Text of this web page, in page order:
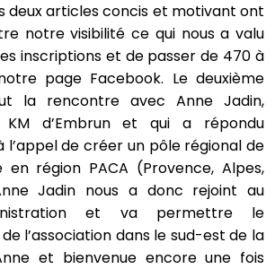
deux articles concis et motivant ont
notre visibilité ce qui nous a valu
inscriptions et de passer de 470 à
page Facebook. Le deuxième
la rencontre avec Anne Jadin,
d’Embrun et qui a répondu
de créer un pôle régional de
en région PACA (Provence, Alpes,
Jadin nous a donc rejoint au
et va permettre le
l’association dans le sud-est de la
et bienvenue encore une fois